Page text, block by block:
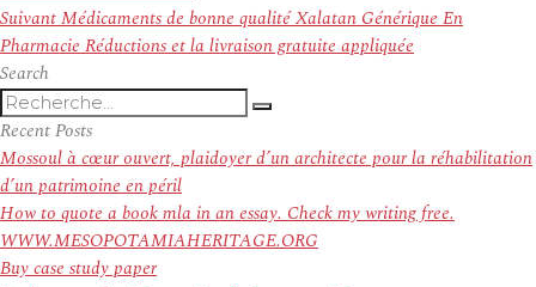
l’article
SuivantArticle
suivant :
Médicaments de bonne qualité Xalatan Générique En
Pharmacie Réductions et la livraison gratuite appliquée
Search
Recherche
pour
:
Recherche
Recent Posts
Mossoul à cœur ouvert, plaidoyer d’un architecte pour la réhabilitation
d’un patrimoine en péril
How to quote a book mla in an essay. Check my writing free.
WWW.MESOPOTAMIAHERITAGE.ORG
Buy case study paper